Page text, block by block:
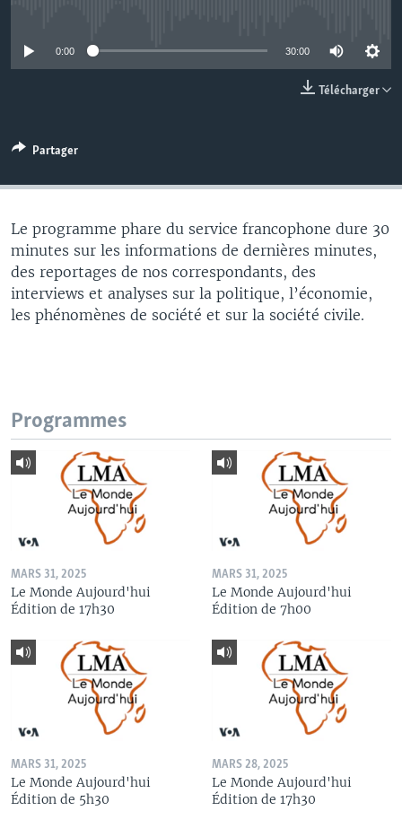
0:00 30:00
Télécharger
Partager
Le programme phare du service francophone dure 30
minutes sur les informations de dernières minutes,
des reportages de nos correspondants, des
interviews et analyses sur la politique, l’économie,
les phénomènes de société et sur la société civile.
Programmes
MARS 31, 2025
Le Monde Aujourd'hui
Édition de 17h30
MARS 31, 2025
Le Monde Aujourd'hui
Édition de 7h00
MARS 31, 2025
Le Monde Aujourd'hui
Édition de 5h30
MARS 28, 2025
Le Monde Aujourd'hui
Édition de 17h30